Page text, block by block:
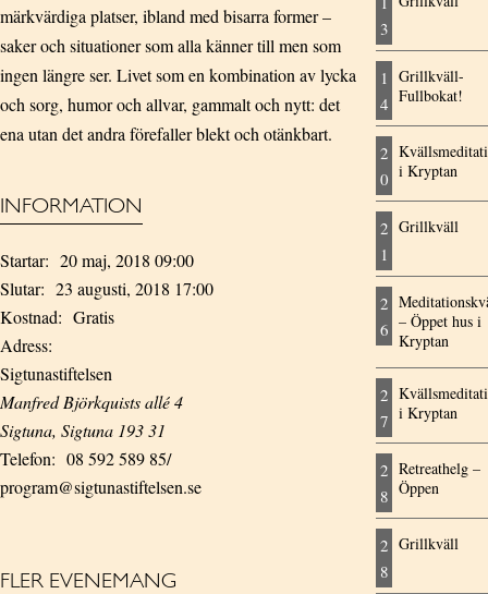
märkvärdiga platser, ibland med bisarra former –
saker och situationer som alla känner till men som
ingen längre ser. Livet som en kombination av lycka
och sorg, humor och allvar, gammalt och nytt: det
ena utan det andra förefaller blekt och otänkbart.
INFORMATION
Startar: 20 maj, 2018 09:00
Slutar: 23 augusti, 2018 17:00
Kostnad: Gratis
Adress:
Sigtunastiftelsen
Manfred Björkquists allé 4
Sigtuna, Sigtuna 193 31
Telefon: 08 592 589 85/
program@sigtunastiftelsen.se
FLER EVENEMANG
3
1
4
Grillkväll-
Fullbokat!
2
0 i Kryptan
2
1
Grillkväll
2
6 – Öppet hus i
Kryptan
2
7 i Kryptan
2
8
Retreathelg –
Öppen
2
8
Grillkväll